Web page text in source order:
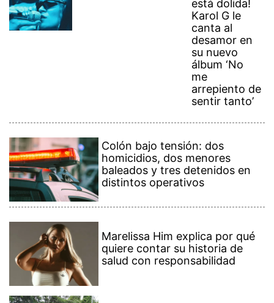
está dolida!
Karol G le
canta al
desamor en
su nuevo
álbum ‘No
me
arrepiento de
sentir tanto’
Colón bajo tensión: dos
homicidios, dos menores
baleados y tres detenidos en
distintos operativos
Marelissa Him explica por qué
quiere contar su historia de
salud con responsabilidad